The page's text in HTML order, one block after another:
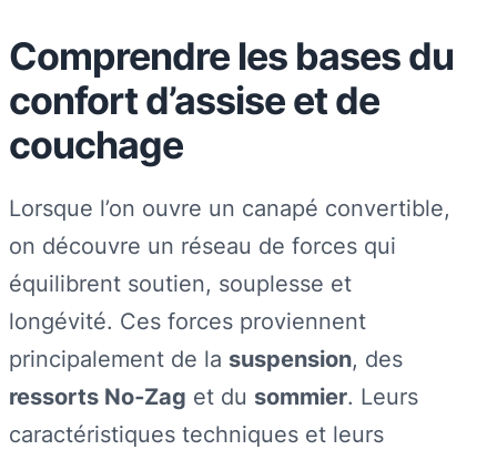
Comprendre les bases du
confort d’assise et de
couchage
Lorsque l’on ouvre un canapé convertible,
on découvre un réseau de forces qui
équilibrent soutien, souplesse et
longévité. Ces forces proviennent
principalement de la suspension, des
ressorts No‑Zag et du sommier. Leurs
caractéristiques techniques et leurs